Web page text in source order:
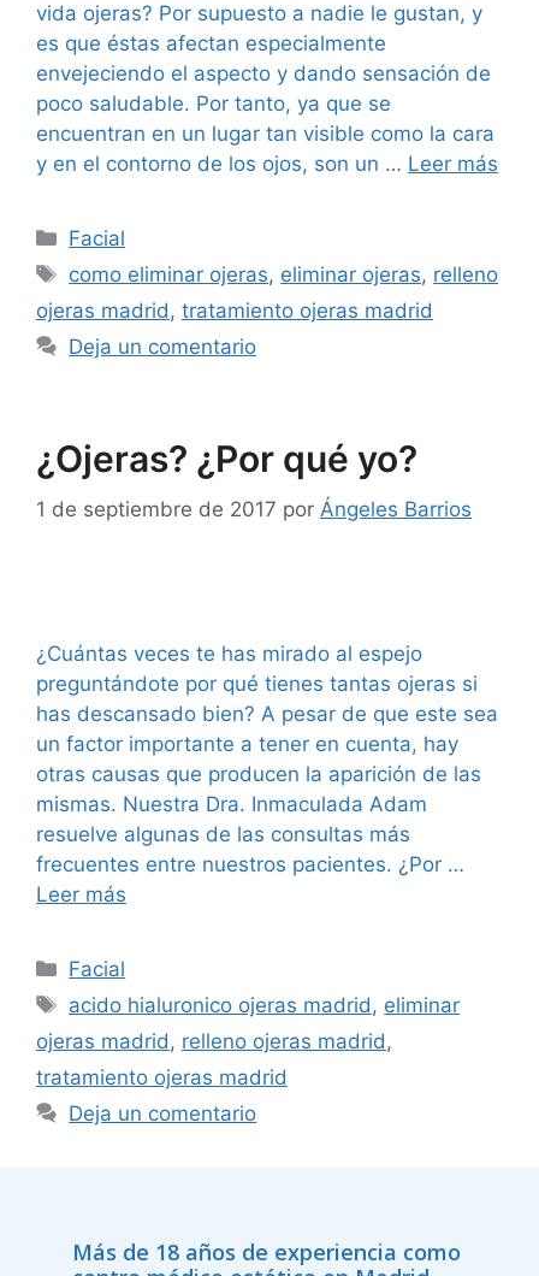
vida ojeras? Por supuesto a nadie le gustan, y
es que éstas afectan especialmente
envejeciendo el aspecto y dando sensación de
poco saludable. Por tanto, ya que se
encuentran en un lugar tan visible como la cara
y en el contorno de los ojos, son un … Leer más
Facial
como eliminar ojeras, eliminar ojeras, relleno
ojeras madrid, tratamiento ojeras madrid
Deja un comentario
¿Ojeras? ¿Por qué yo?
1 de septiembre de 2017 por Ángeles Barrios
¿Cuántas veces te has mirado al espejo
preguntándote por qué tienes tantas ojeras si
has descansado bien? A pesar de que este sea
un factor importante a tener en cuenta, hay
otras causas que producen la aparición de las
mismas. Nuestra Dra. Inmaculada Adam
resuelve algunas de las consultas más
frecuentes entre nuestros pacientes. ¿Por …
Leer más
Facial
acido hialuronico ojeras madrid , eliminar
ojeras madrid , relleno ojeras madrid ,
tratamiento ojeras madrid
Deja un comentario
Más de 18 años de experiencia como